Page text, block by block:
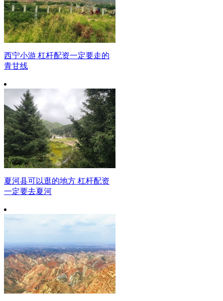
西宁小游 杠杆配资一定要走的
青甘线
夏河县可以逛的地方 杠杆配资
一定要去夏河